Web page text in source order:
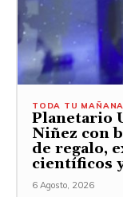
TODA TU MAÑANA
Planetario
Niñez con
de regalo,
científicos
6 Agosto, 2026